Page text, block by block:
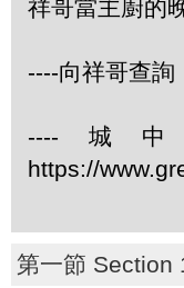
祥哥當主廚的
----向祥哥查
----城
https://
第一節 Section